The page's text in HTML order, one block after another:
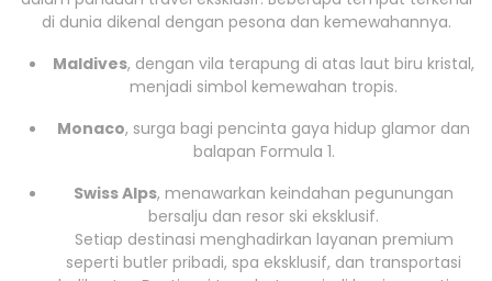
di dunia dikenal dengan pesona dan kemewahannya.
Maldives, dengan vila terapung di atas laut biru kristal,
menjadi simbol kemewahan tropis.
Monaco, surga bagi pencinta gaya hidup glamor dan
balapan Formula 1.
Swiss Alps, menawarkan keindahan pegunungan
bersalju dan resor ski eksklusif.
Setiap destinasi menghadirkan layanan premium
seperti butler pribadi, spa eksklusif, dan transportasi